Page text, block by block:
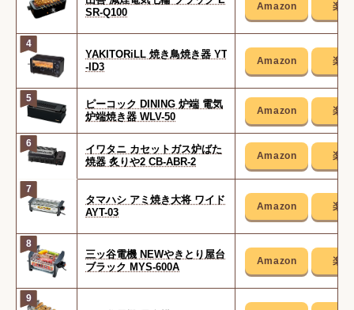
SR-Q100
4
YAKITORiLL 焼き鳥焼き器 YT
-ID3
5
ピーコック DINING 炉端 電気
炉端焼き器 WLV-50
6
イワタニ カセットガス炉ばた
焼器 炙りや2 CB-ABR-2
7
タマハシ アミ焼き大将 ワイド
AYT-03
8
三ッ谷電機 NEWやきとり屋台
ブラック MYS-600A
9